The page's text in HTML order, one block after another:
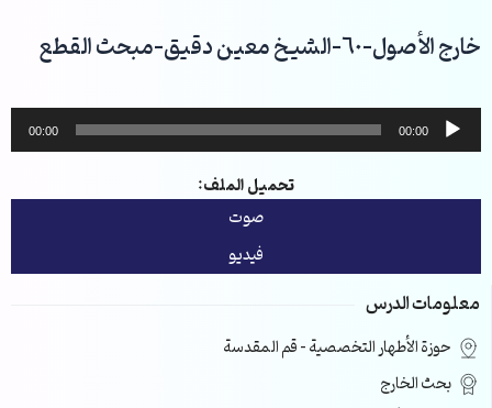
المحتوى
خارج الأصول-60-الشيخ معين دقيق-مبحث القطع
مشغل
الصوت
00:00
00:00
تحميل الملف:
صوت
فيديو
معلومات الدرس
حوزة الأطهار التخصصية – قم المقدسة
بحث الخارج